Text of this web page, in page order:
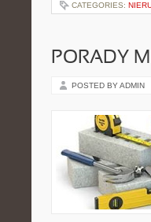
CATEGORIES:
PORADY
POSTED BY ADMIN